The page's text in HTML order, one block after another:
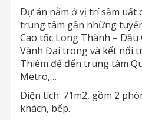
Dự án nằm ở vị trí sầm uất
trung tâm gần những
Cao tốc Long Thành –
Vành Đai trong và kết nối
Thiêm để đến trung tâm
Metro,…
Diện tích: 71m2, gồm 2
khách, bếp.